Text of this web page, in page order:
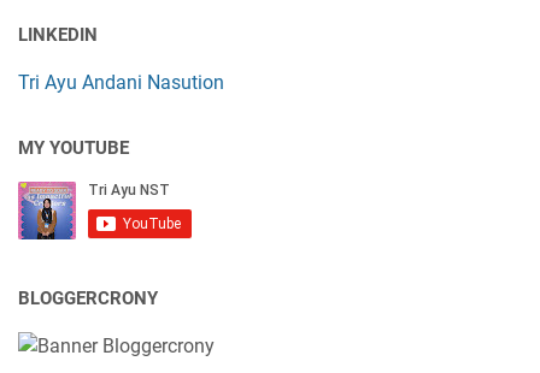
LINKEDIN
Tri Ayu Andani Nasution
MY YOUTUBE
BLOGGERCRONY